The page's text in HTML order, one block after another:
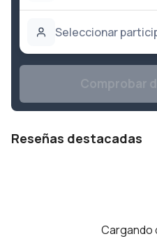
Seleccionar
Reseñas destacadas
Cargando